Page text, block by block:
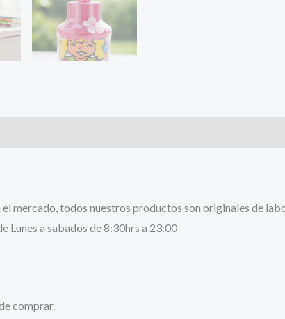
el mercado, todos nuestros productos son originales de
Lunes a sabados de 8:30hrs a 23:00
comprar.